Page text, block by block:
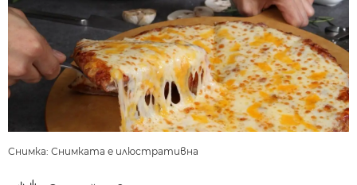
Снимка: Снимката е илюстративна